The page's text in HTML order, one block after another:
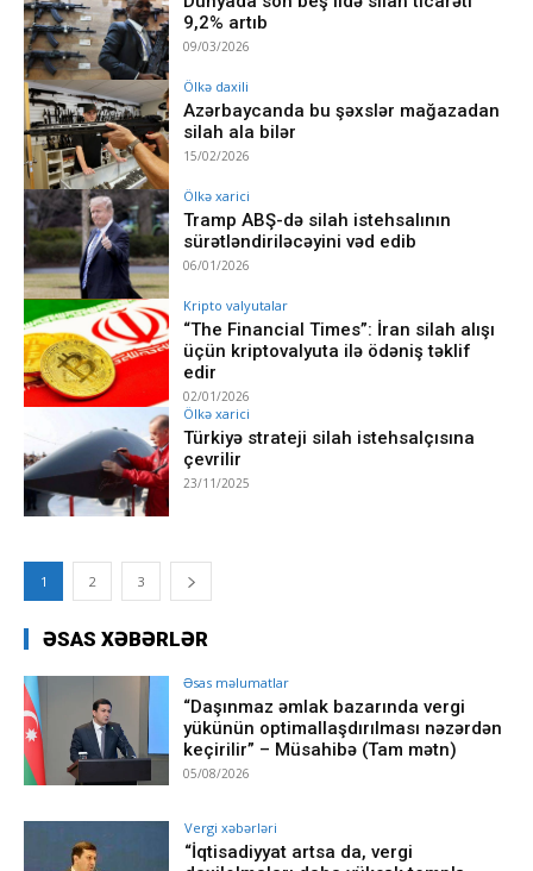
9,2% artıb
09/03/2026
Ölkə daxili
Azərbaycanda bu şəxslər mağazadan
silah ala bilər
15/02/2026
Ölkə xarici
Tramp ABŞ-də silah istehsalının
sürətləndiriləcəyini vəd edib
06/01/2026
Kripto valyutalar
“The Financial Times”: İran silah alışı
üçün kriptovalyuta ilə ödəniş təklif
edir
02/01/2026
Ölkə xarici
Türkiyə strateji silah istehsalçısına
çevrilir
23/11/2025
1 2 3
ƏSAS XƏBƏRLƏR
Əsas məlumatlar
“Daşınmaz əmlak bazarında vergi
yükünün optimallaşdırılması nəzərdən
keçirilir” – Müsahibə (Tam mətn)
05/08/2026
Vergi xəbərləri
“İqtisadiyyat artsa da, vergi